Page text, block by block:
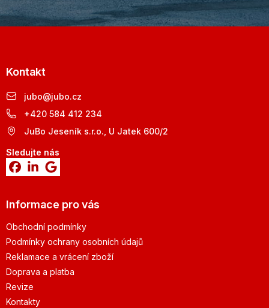
Kontakt
jubo@jubo.cz
+420 584 412 234
JuBo Jeseník s.r.o., U Jatek 600/2
Sledujte nás
Informace pro vás
Obchodní podmínky
Podmínky ochrany osobních údajů
Reklamace a vrácení zboží
Doprava a platba
Revize
Kontakty